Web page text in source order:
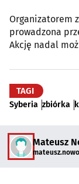
Organizatorem
prowadzona
Akcję nadal
TAGI
Syberia zbiórka
Mateusz